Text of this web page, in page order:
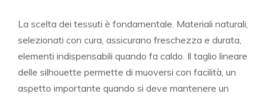
La scelta dei tessuti è fondamentale. Materiali naturali,
selezionati con cura, assicurano freschezza e durata,
elementi indispensabili quando fa caldo. Il taglio lineare
delle silhouette permette di muoversi con facilità, un
aspetto importante quando si deve mantenere un